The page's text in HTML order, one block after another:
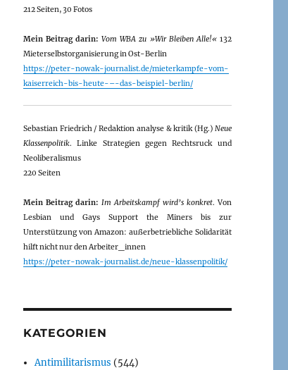
212 Seiten, 30 Fotos
Mein Beitrag darin: Vom WBA zu »Wir Bleiben Alle!«132
Mieterselbstorganisierung in Ost-Berlin
https://peter-nowak-journalist.de/mieterkampfe-vom-
kaiserreich-bis-heute-–-das-beispiel-berlin/
Sebastian Friedrich / Redaktion analyse & kritik (Hg.) Neue
Klassenpolitik. Linke Strategien gegen Rechtsruck und
Neoliberalismus
220 Seiten
Mein Beitrag darin: Im Arbeitskampf wird’s konkret. Von
Lesbian und Gays Support the Miners bis zur
Unterstützung von Amazon: außerbetriebliche Solidarität
hilft nicht nur den Arbeiter_innen
https://peter-nowak-journalist.de/neue-klassenpolitik/
KATEGORIEN
Antimilitarismus (544)